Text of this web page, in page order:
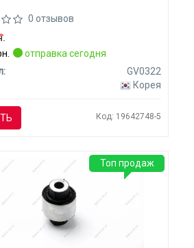
0 отзывов
отправка сегодня
GV0322
Корея
Код: 19642748-5
Топ продаж